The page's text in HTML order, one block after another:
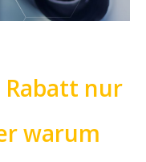
Rabatt nur
warum